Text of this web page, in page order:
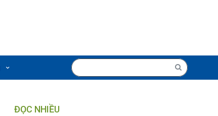
ĐỌC NHIỀU